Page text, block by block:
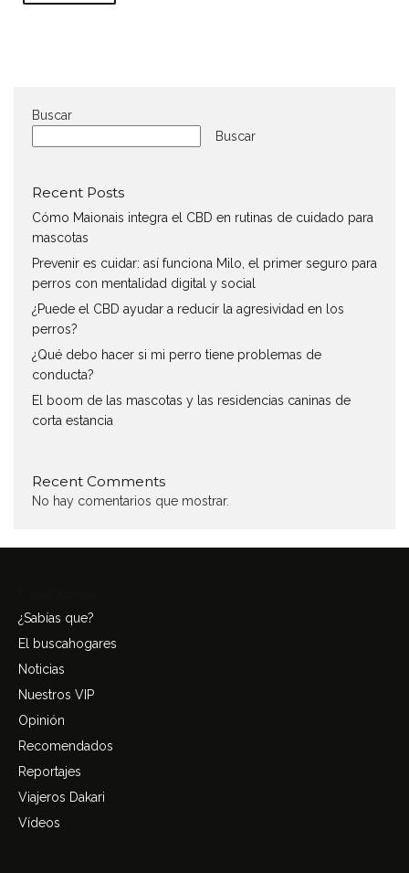
Buscar
Buscar
Recent Posts
Cómo Maionais integra el CBD en rutinas de cuidado para
mascotas
Prevenir es cuidar: así funciona Milo, el primer seguro para
perros con mentalidad digital y social
¿Puede el CBD ayudar a reducir la agresividad en los
perros?
¿Qué debo hacer si mi perro tiene problemas de
conducta?
El boom de las mascotas y las residencias caninas de
corta estancia
Recent Comments
No hay comentarios que mostrar.
¿Sabías que?
El buscahogares
Noticias
Nuestros VIP
Opinión
Recomendados
Reportajes
Viajeros Dakari
Vídeos